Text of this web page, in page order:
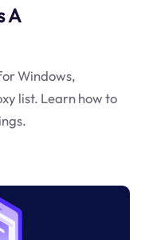
A
Windows,
list. Learn how to